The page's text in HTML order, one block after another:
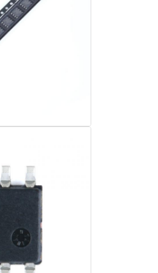
ραδιοκυμάτων
ηλεκτρονόμος